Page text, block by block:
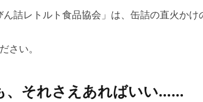
詰レトルト食品協会」は、缶詰の直火かけ
さい。
、それさえあればいい……